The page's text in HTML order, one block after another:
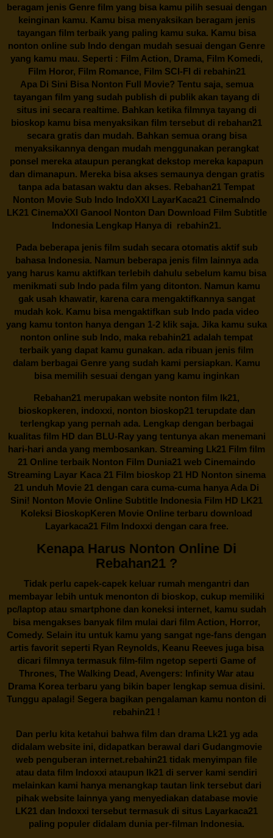
beragam jenis Genre film yang bisa kamu pilih sesuai dengan
keinginan kamu. Kamu bisa menyaksikan beragam jenis
tayangan film terbaik yang paling kamu suka. Kamu bisa
nonton online sub Indo dengan mudah sesuai dengan Genre
yang kamu mau. Seperti : Film Action, Drama, Film Komedi,
Film Horor, Film Romance, Film SCI-FI di rebahin21
Apa Di Sini Bisa Nonton Full Movie? Tentu saja, semua
tayangan film yang sudah publish di publik akan tayang di
situs ini secara realtime. Bahkan ketika filmnya tayang di
bioskop kamu bisa menyaksikan film tersebut di rebahan21
secara gratis dan mudah. Bahkan semua orang bisa
menyaksikannya dengan mudah menggunakan perangkat
ponsel mereka ataupun perangkat dekstop mereka kapapun
dan dimanapun. Mereka bisa akses semaunya dengan gratis
tanpa ada batasan waktu dan akses. Rebahan21 Tempat
Nonton Movie Sub Indo IndoXXI LayarKaca21 CinemaIndo
LK21 CinemaXXI Ganool Nonton Dan Download Film Subtitle
Indonesia Lengkap Hanya di rebahin21.
Pada beberapa jenis film sudah secara otomatis aktif sub
bahasa Indonesia. Namun beberapa jenis film lainnya ada
yang harus kamu aktifkan terlebih dahulu sebelum kamu bisa
menikmati sub Indo pada film yang ditonton. Namun kamu
gak usah khawatir, karena cara mengaktifkannya sangat
mudah kok. Kamu bisa mengaktifkan sub Indo pada video
yang kamu tonton hanya dengan 1-2 klik saja. Jika kamu suka
nonton online sub Indo, maka rebahin21 adalah tempat
terbaik yang dapat kamu gunakan. ada ribuan jenis film
dalam berbagai Genre yang sudah kami persiapkan. Kamu
bisa memilih sesuai dengan yang kamu inginkan
Rebahan21 merupakan website nonton film lk21,
bioskopkeren, indoxxi, nonton bioskop21 terupdate dan
terlengkap yang pernah ada. Lengkap dengan berbagai
kualitas film HD dan BLU-Ray yang tentunya akan menemani
hari-hari anda yang membosankan. Streaming Lk21 Film film
21 Online terbaik Nonton Film Dunia21 web Cinemaindo
Streaming Layar Kaca 21 Film bioskop 21 HD Nonton sinema
21 unduh Movie 21 dengan cara cuma-cuma hanya Ada Di
Sini! Nonton Movie Online Subtitle Indonesia Film HD LK21
Koleksi BioskopKeren Movie Online terbaru download
Layarkaca21 Film Indoxxi dengan cara free.
Kenapa Harus Nonton Online Di
Rebahan21 ?
Tidak perlu capek-capek keluar rumah mengantri dan
membayar lebih untuk menonton di bioskop, cukup memiliki
pc/laptop atau smartphone dan koneksi internet, kamu sudah
bisa mengakses banyak film mulai dari film Action, Horror,
Comedy. Selain itu untuk kamu yang sangat nge-fans dengan
artis favorit seperti Ryan Reynolds, Keanu Reeves juga bisa
dicari filmnya termasuk film-film ngetop seperti Game of
Thrones, The Walking Dead, Avengers: Infinity War atau
Drama Korea terbaru yang bikin baper lengkap semua disini.
Tunggu apalagi! Segera bagikan pengalaman kamu nonton di
rebahin21 !
Dan perlu kita ketahui bahwa film dan dramaLk21yg ada
didalam website ini, didapatkan berawal dari Gudangmovie
web penguberan internet.rebahin21 tidak menyimpan file
atau data film Indoxxi ataupun lk21 di server kami sendiri
melainkan kami hanya menangkap tautan link tersebut dari
pihak website lainnya yang menyediakan database movie
LK21 dan Indoxxi tersebut termasuk di situs Layarkaca21
paling populer didalam dunia per-filman Indonesia.